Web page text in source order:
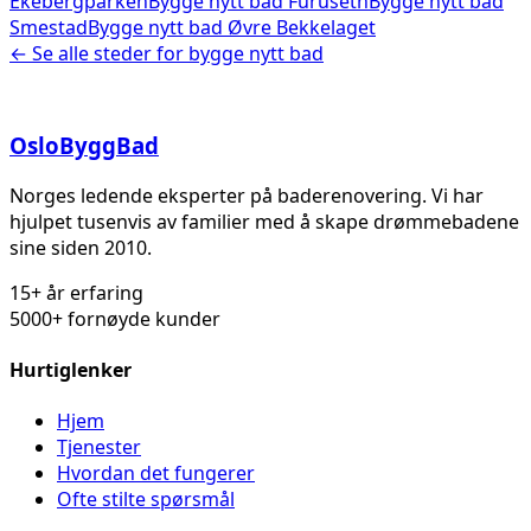
SmestadBygge nytt bad Øvre Bekkelaget
← Se alle steder for bygge nytt bad
OsloByggBad
Norges ledende eksperter på baderenovering. Vi har
hjulpet tusenvis av familier med å skape drømmebadene
sine siden 2010.
15+ år erfaring
5000+ fornøyde kunder
Hurtiglenker
Hjem
Tjenester
Hvordan det fungerer
Ofte stilte spørsmål